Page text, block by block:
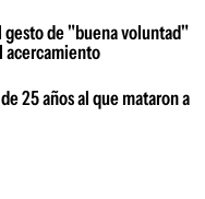
gesto de "buena voluntad"
acercamiento
25 años al que mataron a